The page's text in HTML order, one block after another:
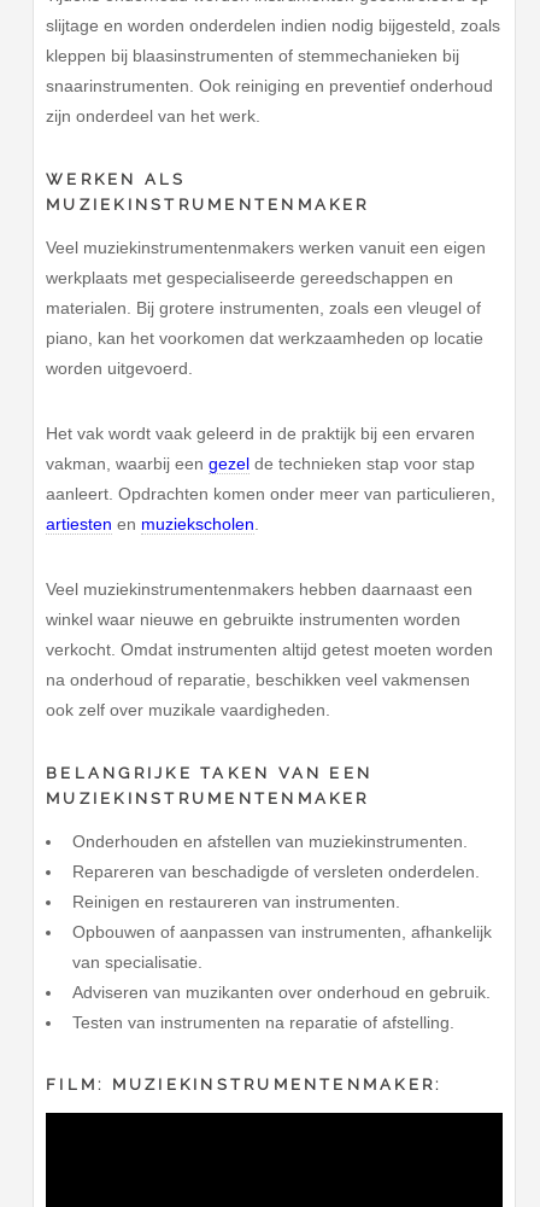
slijtage en worden onderdelen indien nodig bijgesteld, zoals
kleppen bij blaasinstrumenten of stemmechanieken bij
snaarinstrumenten. Ook reiniging en preventief onderhoud
zijn onderdeel van het werk.
WERKEN ALS
MUZIEKINSTRUMENTENMAKER
Veel muziekinstrumentenmakers werken vanuit een eigen
werkplaats met gespecialiseerde gereedschappen en
materialen. Bij grotere instrumenten, zoals een vleugel of
piano, kan het voorkomen dat werkzaamheden op locatie
worden uitgevoerd.
Het vak wordt vaak geleerd in de praktijk bij een ervaren
vakman, waarbij eengezel de technieken stap voor stap
aanleert. Opdrachten komen onder meer van particulieren,
artiesten en muziekscholen
Veel muziekinstrumentenmakers hebben daarnaast een
winkel waar nieuwe en gebruikte instrumenten worden
verkocht. Omdat instrumenten altijd getest moeten worden
na onderhoud of reparatie, beschikken veel vakmensen
ook zelf over muzikale vaardigheden.
BELANGRIJKE TAKEN VAN EEN
MUZIEKINSTRUMENTENMAKER
Onderhouden en afstellen van muziekinstrumenten.
Repareren van beschadigde of versleten onderdelen.
Reinigen en restaureren van instrumenten.
Opbouwen of aanpassen van instrumenten, afhankelijk
van specialisatie.
Adviseren van muzikanten over onderhoud en gebruik.
Testen van instrumenten na reparatie of afstelling.
FILM: MUZIEKINSTRUMENTENMAKER: